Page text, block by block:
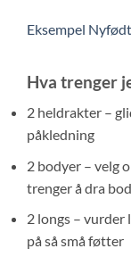
Eksempel
Hva trenger
2 heldrakter –
påkledning
2 bodyer – velg
trenger å dra
2 longs – vurder
på så små føtter